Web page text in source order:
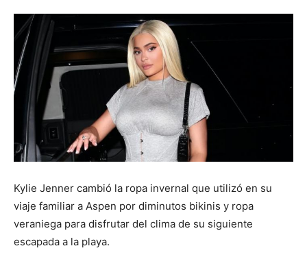
Kylie Jenner cambió la ropa invernal que utilizó en su
viaje familiar a Aspen por diminutos bikinis y ropa
veraniega para disfrutar del clima de su siguiente
escapada a la playa.